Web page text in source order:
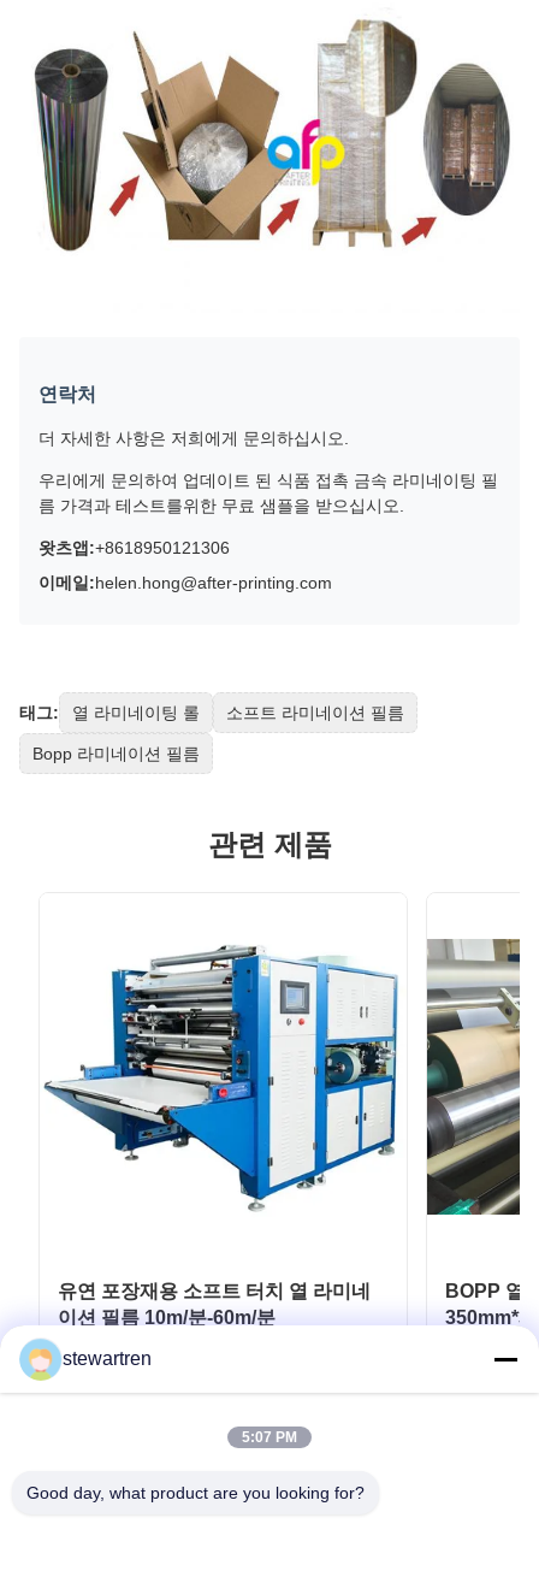
연락처
더 자세한 사항은 저희에게 문의하십시오.
우리에게 문의하여 업데이트 된 식품 접촉 금속 라미네이팅 필
름 가격과 테스트를위한 무료 샘플을 받으십시오.
왓츠앱:+8618950121306
이메일:helen.hong@after-printing.com
태그: 열 라미네이팅 롤 소프트 라미네이션 필름
Bopp 라미네이션 필름
관련 제품
유연 포장재용 소프트 터치 열 라미네
이션 필름 10m/분-60m/분
BOPP 열
stewartren
5:07 PM
Good day, what product are you looking for?